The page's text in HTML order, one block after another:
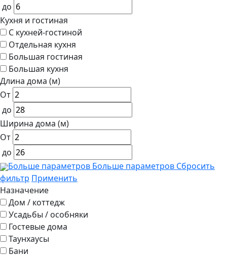
до
Кухня и гостиная
С кухней-гостиной
Отдельная кухня
Большая гостиная
Большая кухня
Длина дома (м)
От
до
Ширина дома (м)
От
до
Больше параметров Больше параметров Сбросить
фильтр Применить
Назначение
Дом / коттедж
Усадьбы / особняки
Гостевые дома
Таунхаусы
Бани